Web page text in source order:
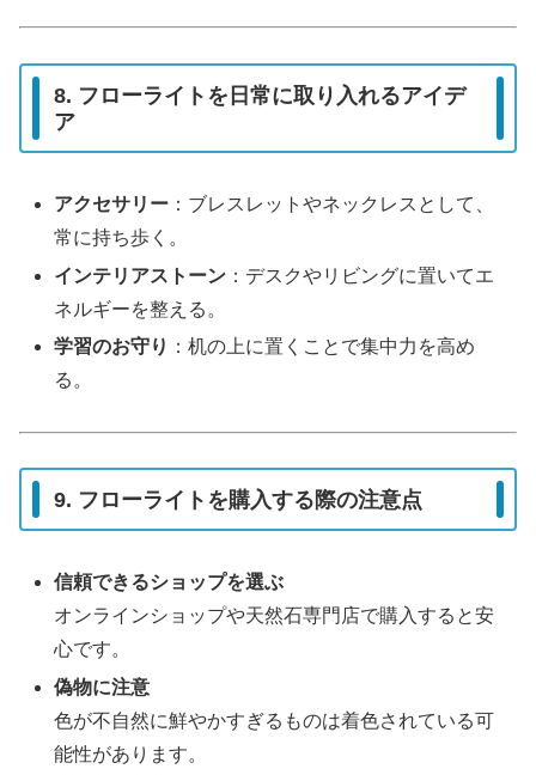
8. フローライトを日常に取り入れるアイデ
ア
アクセサリー ：ブレスレットやネックレスとして、
常に持ち歩く。
インテリアストーン ：デスクやリビングに置いてエ
ネルギーを整える。
学習のお守り ：机の上に置くことで集中力を高め
る。
9. フローライトを購入する際の注意点
信頼できるショップを選ぶ
オンラインショップや天然石専門店で購入すると安
心です。
偽物に注意
色が不自然に鮮やかすぎるものは着色されている可
能性があります。